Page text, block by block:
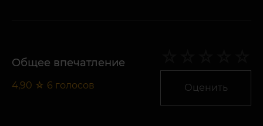
Общее впечатление
4,90 ☆ 6 голосов Оценить